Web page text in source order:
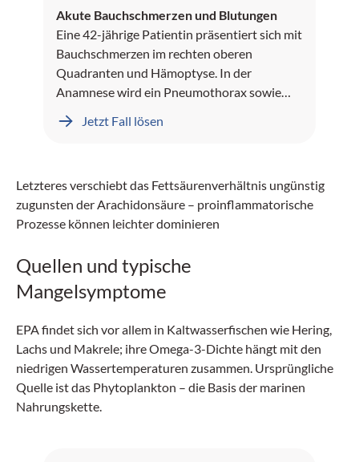
Akute Bauchschmerzen und Blutungen
Eine 42-jährige Patientin präsentiert sich mit
Bauchschmerzen im rechten oberen
Quadranten und Hämoptyse. In der
Anamnese wird ein Pneumothorax sowie
Jetzt Fall lösen
Letzteres verschiebt das Fettsäurenverhältnis ungünstig
zugunsten der Arachidonsäure – proinflammatorische
Prozesse können leichter dominieren
Quellen und typische
Mangelsymptome
EPA findet sich vor allem in Kaltwasserfischen wie Hering,
Lachs und Makrele; ihre Omega-3-Dichte hängt mit den
niedrigen Wassertemperaturen zusammen. Ursprüngliche
Quelle ist das Phytoplankton – die Basis der marinen
Nahrungskette.